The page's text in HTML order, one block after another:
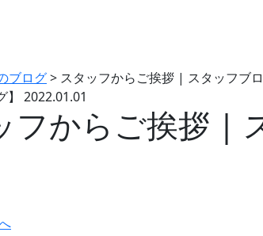
ブログ> スタッフからご挨拶 | スタッフブ
】 2022.01.01
フからご挨拶 |